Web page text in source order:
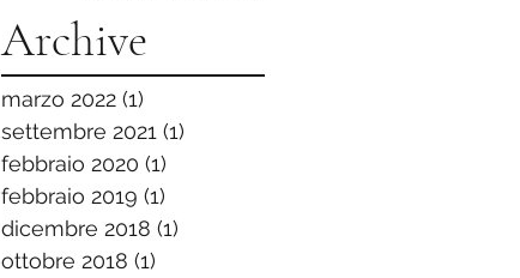
Archive
marzo 2022 (1)
settembre 2021 (1)
febbraio 2020 (1)
febbraio 2019 (1)
dicembre 2018 (1)
ottobre 2018 (1)